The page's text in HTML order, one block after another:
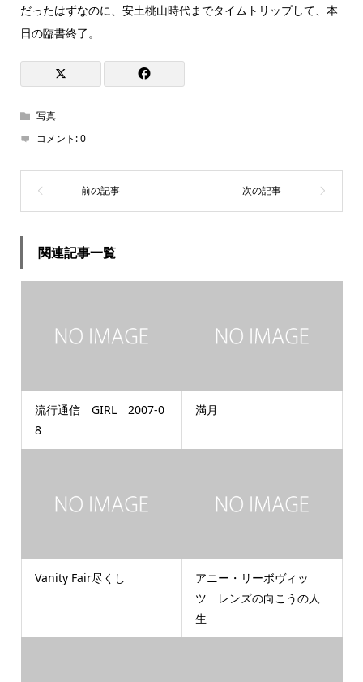
だったはずなのに、安土桃山時代までタイムトリップして、本
日の臨書終了。
写真
コメント:0
関連記事一覧
流行通信 GIRL 2007-0
8
満月
Vanity Fair尽くし
アニー・リーボヴィッ
ツ レンズの向こうの人
生